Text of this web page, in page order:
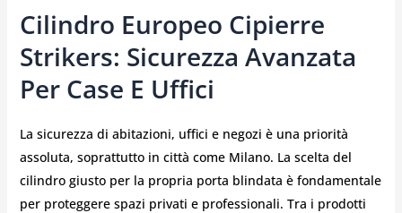
Cilindro Europeo Cipierre
Strikers: Sicurezza Avanzata
Per Case E Uffici
La sicurezza di abitazioni, uffici e negozi è una priorità
assoluta, soprattutto in città come Milano. La scelta del
cilindro giusto per la propria porta blindata è fondamentale
per proteggere spazi privati e professionali. Tra i prodotti